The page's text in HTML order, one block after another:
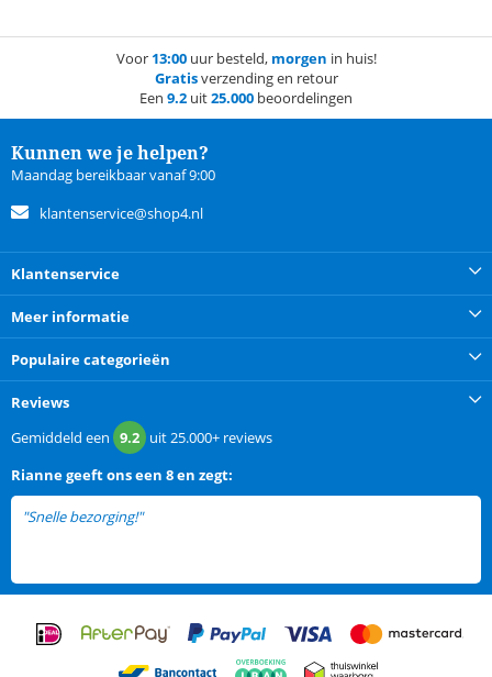
Voor 13:00uur besteld, morgen in huis!
Gratisverzending en retour
Een 9.2 uit25.000 beoordelingen
Kunnen we je helpen?
Maandag bereikbaar vanaf 9:00
klantenservice@shop4.nl
Klantenservice
Meer informatie
Populaire categorieën
Reviews
Gemiddeld een 9.2 uit25.000+ reviews
Riannegeeft ons een 8 en zegt:
"Snelle bezorging!"